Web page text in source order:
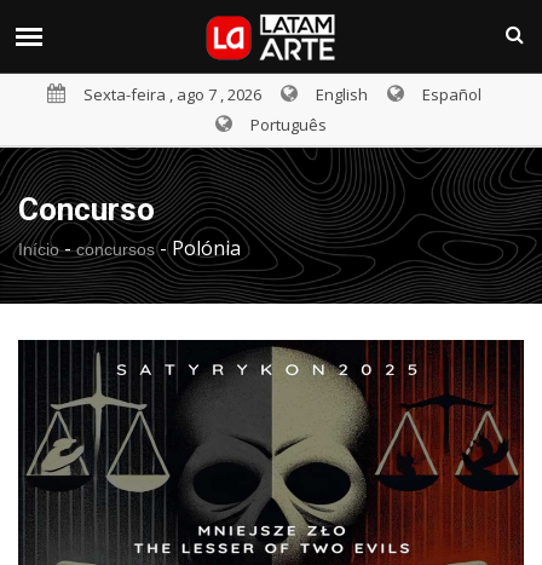
Sexta-feira , ago 7 , 2026 English
Español
Português
Concurso
Início- concursos- Polónia